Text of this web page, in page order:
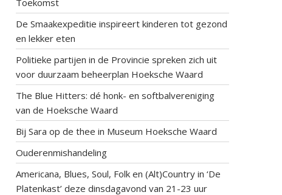
De Smaakexpeditie inspireert kinderen tot gezond
en lekker eten
Politieke partijen in de Provincie spreken zich uit
voor duurzaam beheerplan Hoeksche Waard
The Blue Hitters: dé honk- en softbalvereniging
van de Hoeksche Waard
Bij Sara op de thee in Museum Hoeksche Waard
Ouderenmishandeling
Americana, Blues, Soul, Folk en (Alt)Country in ‘De
Platenkast’ deze dinsdagavond van 21-23 uur